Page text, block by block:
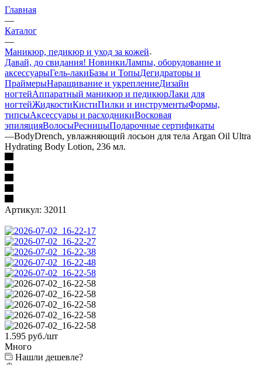
Главная
—
Каталог
—
Маникюр, педикюр и уход за кожей
Давай, до свидания! НовинкиЛампы, оборудование и
аксессуарыГель-лакиБазы и ТопыДегидраторы и
ПраймерыНаращивание и укреплениеДизайн
ногтейАппаратный маникюр и педикюрЛаки для
ногтейЖидкостиКистиПилки и инструментыФормы,
типсыАксессуары и расходникиВосковая
эпиляцияВолосыРесницыПодарочные сертификаты
—BodyDrench, увлажняющий лосьон для тела Argan Oil Ultra
Hydrating Body Lotion, 236 мл.
Артикул: 32011
1.595 руб./шт
Много
Нашли дешевле?